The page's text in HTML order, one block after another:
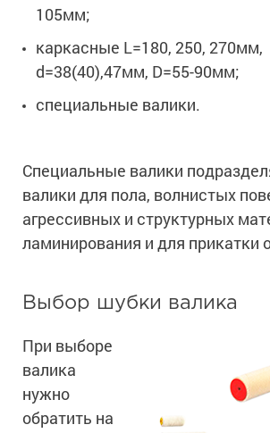
105мм;
каркасные L=180, 250, 270мм,
d=38(40),47мм, D=55-90мм;
специальные валики.
Специальные валики
валики для пола, волнистых
агрессивных и структурных
ламинирования и для прикатки
Выбор шубки валика
При выборе
валика
нужно
обратить на